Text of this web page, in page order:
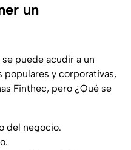
un
se puede acudir a un
populares y corporativas,
Finthec, pero ¿Qué se
del negocio.